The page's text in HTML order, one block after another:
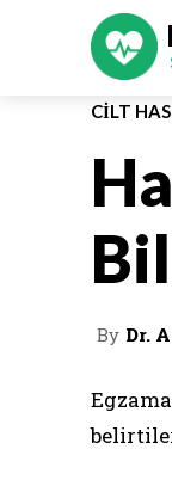
CILT
By Dr.